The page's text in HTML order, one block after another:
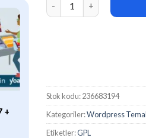
+
ÖZEL
WP Rocket (v3.21.2)
Plugin for
Stok kodu:236683194
Kategoriler:Wordpress
Etiketler:GPL